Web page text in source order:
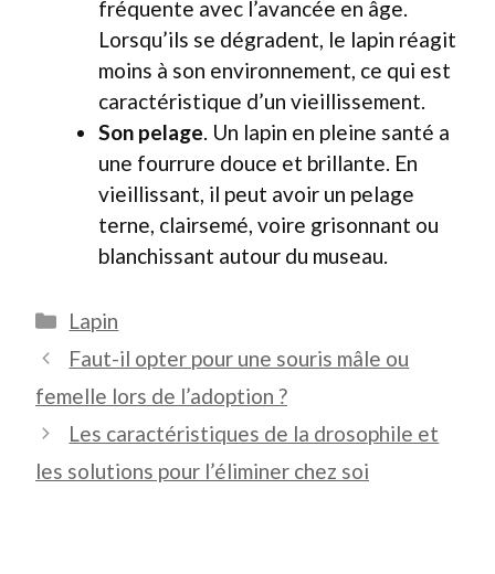
fréquente avec l’avancée en âge.
Lorsqu’ils se dégradent, le lapin réagit
moins à son environnement, ce qui est
caractéristique d’un vieillissement.
Son pelage . Un lapin en pleine santé a
une fourrure douce et brillante. En
vieillissant, il peut avoir un pelage
terne, clairsemé, voire grisonnant ou
blanchissant autour du museau.
Catégories
Lapin
Faut-il opter pour une souris mâle ou
femelle lors de l’adoption ?
Les caractéristiques de la drosophile et
les solutions pour l’éliminer chez soi